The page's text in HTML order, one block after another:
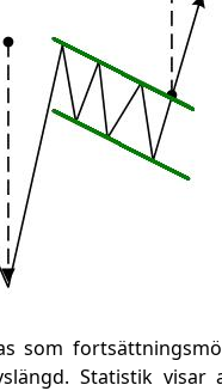
som
Statistik